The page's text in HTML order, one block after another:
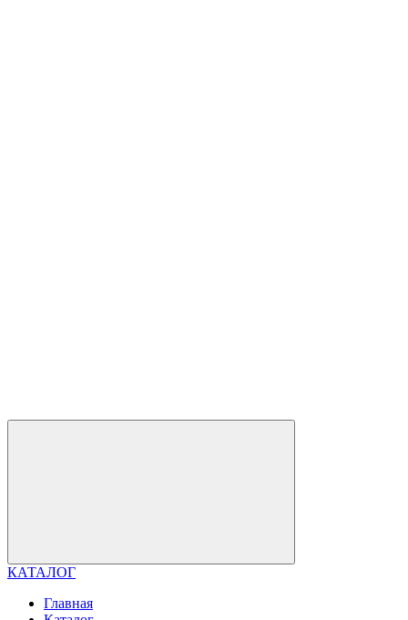
КАТАЛОГ
Главная